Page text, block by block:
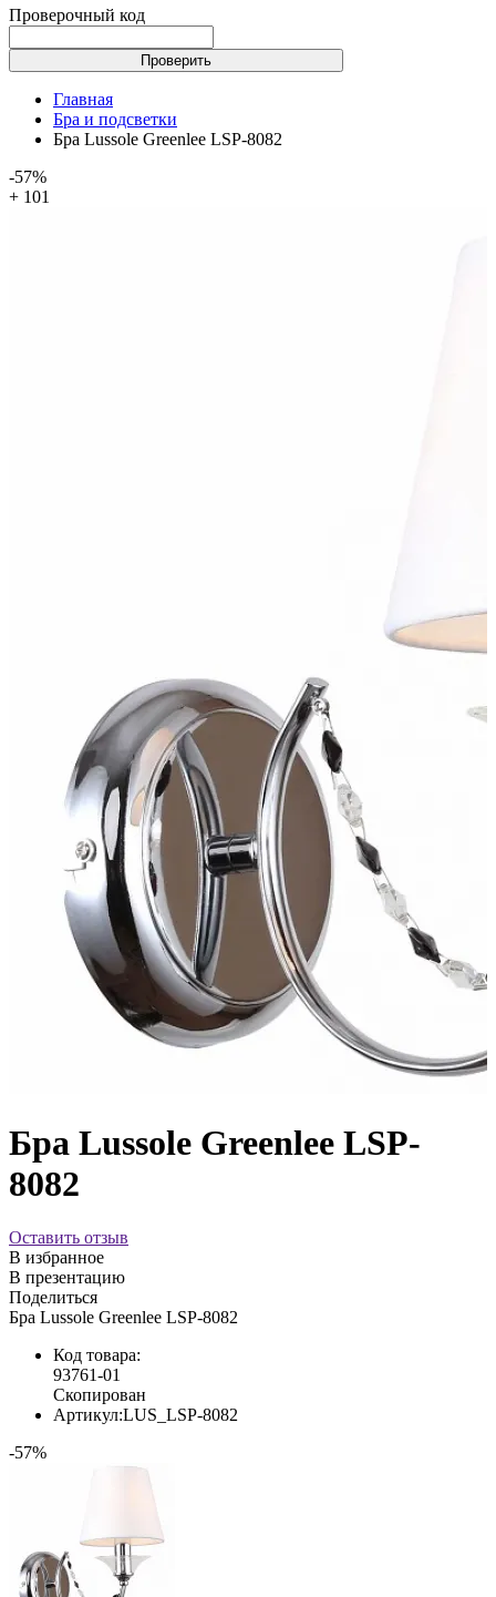
Проверочный код
Проверить
Главная
Бра и подсветки
Бра Lussole Greenlee LSP-8082
-57%
+ 101
Бра Lussole Greenlee LSP-
8082
Оставить отзыв
В избранное
В презентацию
Поделиться
Бра Lussole Greenlee LSP-8082
Код товара:
93761-01
Скопирован
Артикул:LUS_LSP-8082
-57%